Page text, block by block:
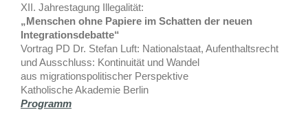
XII. Jahrestagung Illegalität:
„Menschen ohne Papiere im Schatten der neuen
Integrationsdebatte“
Vortrag PD Dr. Stefan Luft: Nationalstaat, Aufenthaltsrecht
und Ausschluss: Kontinuität und Wandel
aus migrationspolitischer Perspektive
Katholische Akademie Berlin
Programm